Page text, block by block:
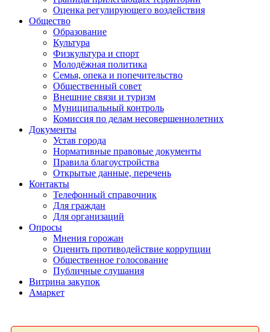
Оценка регулирующего воздействия
Общество
Образование
Культура
Физкультура и спорт
Молодёжная политика
Семья, опека и попечительство
Общественный совет
Внешние связи и туризм
Муниципальный контроль
Комиссия по делам несовершеннолетних
Документы
Устав города
Нормативные правовые документы
Правила благоустройства
Открытые данные, перечень
Контакты
Телефонный справочник
Для граждан
Для организаций
Опросы
Мнения горожан
Оценить противодействие коррупции
Общественное голосование
Публичные слушания
Витрина закупок
Амаркет